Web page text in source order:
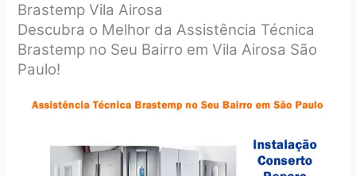
Brastemp Vila Airosa
Descubra o Melhor da Assistência Técnica
Brastemp no Seu Bairro em Vila Airosa São
Paulo!